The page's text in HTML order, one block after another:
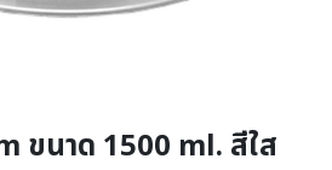
ขนาด 1500 ml. สีใส